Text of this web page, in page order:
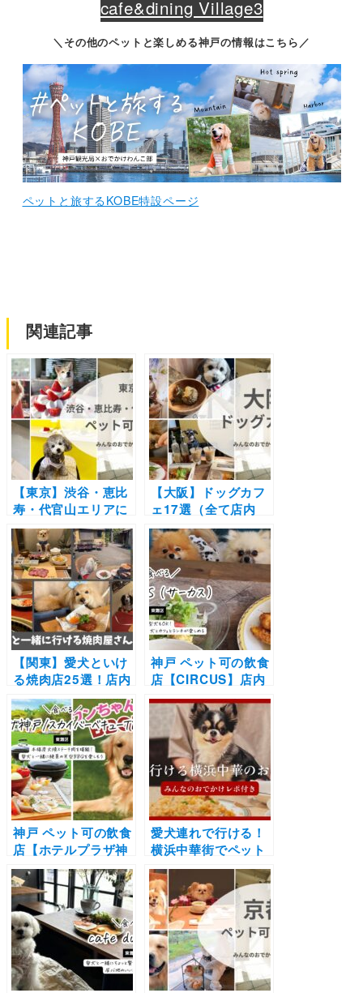
cafe&dining Village3
＼その他のペットと楽しめる神戸の情報はこちら／
ペットと旅するKOBE特設ページ
関連記事
【東京】渋谷・恵比
寿・代官山エリアに
あるペット可カフ
ェ・レストラン19
選！実際のおでかけ
レポ付き
【大阪】ドッグカフ
ェ17選（全て店内
OK）大型犬OKやド
ッグラン付き、犬用
メニューありなど実
際のおでかけレポ付
も紹介
【関東】愛犬といけ
る焼肉店25選！店内
や個室OK＆ワンち
ゃん用メニューがあ
るお店もご紹介（実
際のおでかけレポー
ト付き）
神戸 ペット可の飲食
店【CIRCUS】店内
大型犬OK！お洒落
な店内で多彩な手作
り料理が楽しめるカ
フェ
神戸 ペット可の飲食
店【ホテルプラザ神
戸/スカイバーベキュ
ーTENKU】本格炭
火焼ステーキ肉を堪
能！愛犬と一緒に絶
景の天空BBQを楽し
もう
愛犬連れで行ける！
横浜中華街でペット
OKのお店14選｜店
内可で飲茶や食べ放
題ランチに高級食材
のコース料理も